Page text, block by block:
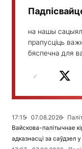
на нашы
прапусціць
бяспечна для
17:15 07.08.2026
Вайскова-палітычнае
адказнасці за саўдзел